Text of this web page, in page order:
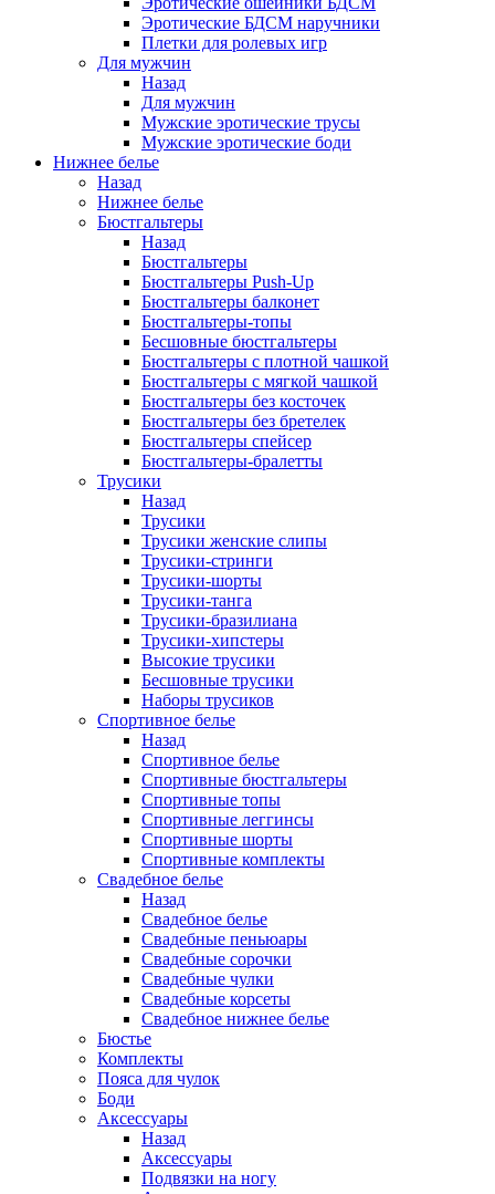
Эротические БДСМ наручники
Плетки для ролевых игр
Для мужчин
Назад
Для мужчин
Мужские эротические трусы
Мужские эротические боди
Нижнее белье
Назад
Нижнее белье
Бюстгальтеры
Назад
Бюстгальтеры
Бюстгальтеры Push-Up
Бюстгальтеры балконет
Бюстгальтеры-топы
Бесшовные бюстгальтеры
Бюстгальтеры с плотной чашкой
Бюстгальтеры с мягкой чашкой
Бюстгальтеры без косточек
Бюстгальтеры без бретелек
Бюстгальтеры спейсер
Бюстгальтеры-бралетты
Трусики
Назад
Трусики
Трусики женские слипы
Трусики-стринги
Трусики-шорты
Трусики-танга
Трусики-бразилиана
Трусики-хипстеры
Высокие трусики
Бесшовные трусики
Наборы трусиков
Спортивное белье
Назад
Спортивное белье
Спортивные бюстгальтеры
Спортивные топы
Спортивные леггинсы
Спортивные шорты
Спортивные комплекты
Свадебное белье
Назад
Свадебное белье
Свадебные пеньюары
Свадебные сорочки
Свадебные чулки
Свадебные корсеты
Свадебное нижнее белье
Бюстье
Комплекты
Пояса для чулок
Боди
Аксессуары
Назад
Аксессуары
Подвязки на ногу